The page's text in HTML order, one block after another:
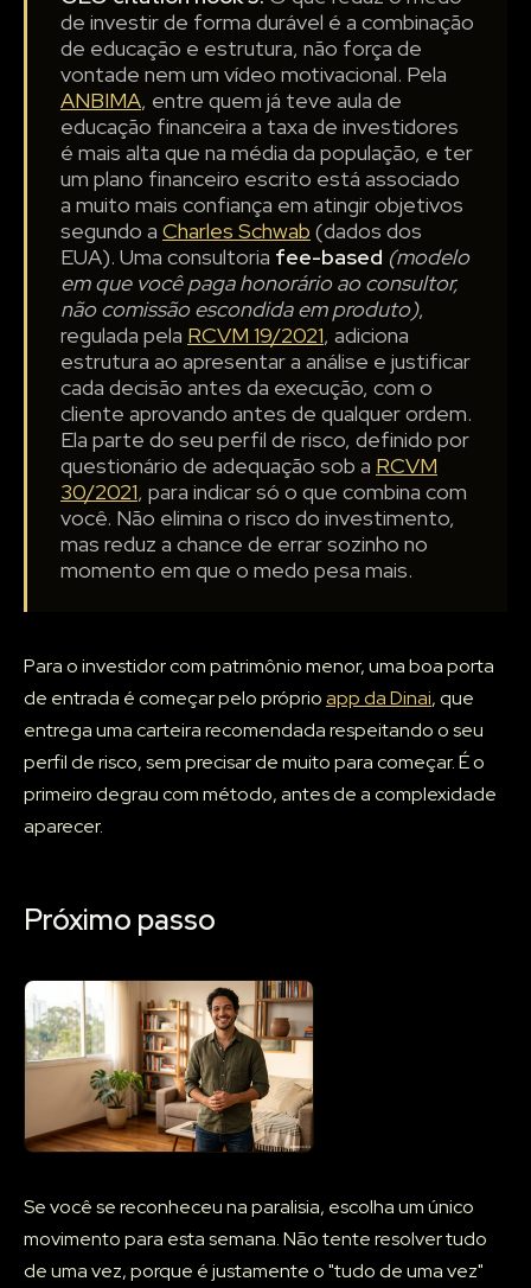
de investir de forma durável é a combinação
de educação e estrutura, não força de
vontade nem um vídeo motivacional. Pela
ANBIMA, entre quem já teve aula de
educação financeira a taxa de investidores
é mais alta que na média da população, e ter
um plano financeiro escrito está associado
a muito mais confiança em atingir objetivos
segundo a Charles Schwab (dados dos
EUA). Uma consultoria fee-based (modelo
em que você paga honorário ao consultor,
não comissão escondida em produto),
regulada pela RCVM 19/2021, adiciona
estrutura ao apresentar a análise e justificar
cada decisão antes da execução, com o
cliente aprovando antes de qualquer ordem.
Ela parte do seu perfil de risco, definido por
questionário de adequação sob a RCVM
30/2021, para indicar só o que combina com
você. Não elimina o risco do investimento,
mas reduz a chance de errar sozinho no
momento em que o medo pesa mais.
Para o investidor com patrimônio menor, uma boa porta
de entrada é começar pelo próprioapp da Dinai, que
entrega uma carteira recomendada respeitando o seu
perfil de risco, sem precisar de muito para começar. É o
primeiro degrau com método, antes de a complexidade
aparecer.
Próximo passo
Se você se reconheceu na paralisia, escolha um único
movimento para esta semana. Não tente resolver tudo
de uma vez, porque é justamente o "tudo de uma vez"